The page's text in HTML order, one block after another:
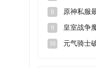
8
原神私服
卓版
9
皇室战争
10
元气骑士